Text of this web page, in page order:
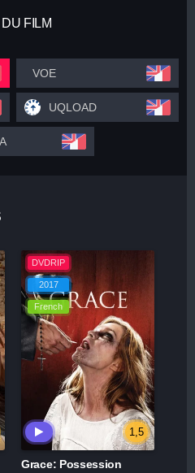
FILM
VOE
UQLOAD
DVDRIP
2017
French
1,5
Grace: Possession